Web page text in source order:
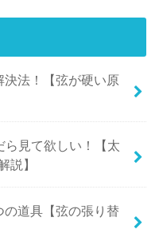
決法！【弦が硬い原
ら見て欲しい！【太
説】
の道具【弦の張り替